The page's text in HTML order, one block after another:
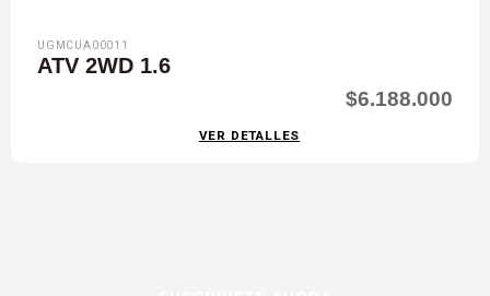
UGMCUA00011
ATV 2WD 1.6
$6.188.000
VER DETALLES